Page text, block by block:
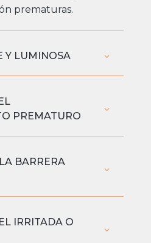
prematuras.
Y LUMINOSA
PREMATURO
BARRERA
IRRITADA O